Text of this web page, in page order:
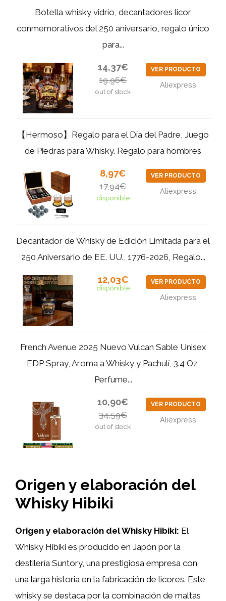
Botella whisky vidrio, decantadores licor
conmemorativos del 250 aniversario, regalo único
para...
14,37€
19,96€
out of stock
VER PRODUCTO
Aliexpress
【Hermoso】Regalo para el Día del Padre, Juego
de Piedras para Whisky. Regalo para hombres
8,97€
17,94€
disponible
VER PRODUCTO
Aliexpress
Decantador de Whisky de Edición Limitada para el
250 Aniversario de EE. UU., 1776-2026, Regalo...
12,03€
disponible
VER PRODUCTO
Aliexpress
French Avenue 2025 Nuevo Vulcan Sable Unisex
EDP Spray, Aroma a Whisky y Pachulí, 3.4 Oz,
Perfume...
10,90€
34,59€
out of stock
VER PRODUCTO
Aliexpress
Origen y elaboración del
Whisky Hibiki
Origen y elaboración del Whisky Hibiki: El
Whisky Hibiki es producido en Japón por la
destilería Suntory, una prestigiosa empresa con
una larga historia en la fabricación de licores. Este
whisky se destaca por la combinación de maltas